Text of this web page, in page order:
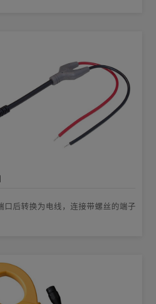
口后转换为电线，连接带螺丝的端子